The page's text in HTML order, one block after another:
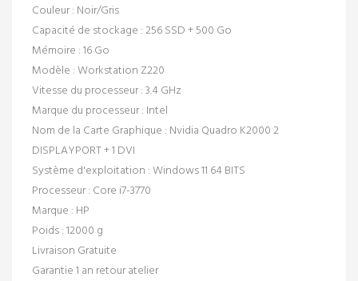
Couleur : Noir/Gris
Capacité de stockage : 256 SSD +500 Go
Mémoire : 16Go
Modèle :Workstation Z220
Vitesse du processeur :3.4 GHz
Marque du processeur : Intel
Nom de la Carte Graphique : Nvidia Quadro K2000 2
DISPLAYPORT + 1 DVI
Système d'exploitation :Windows 11 64 BITS
Processeur : Core i7-3770
Marque : HP
Poids :12000 g
Livraison Gratuite
Garantie 1 an retour atelier